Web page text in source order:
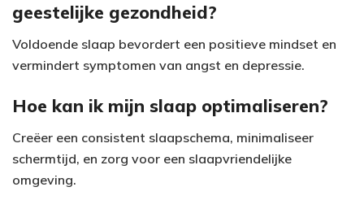
geestelijke gezondheid?
Voldoende slaap bevordert een positieve mindset en
vermindert symptomen van angst en depressie.
Hoe kan ik mijn slaap optimaliseren?
Creëer een consistent slaapschema, minimaliseer
schermtijd, en zorg voor een slaapvriendelijke
omgeving.